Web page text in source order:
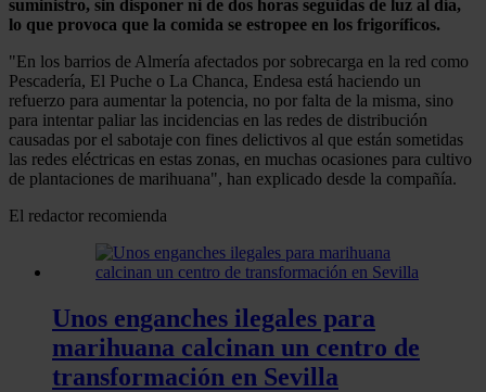
suministro, sin disponer ni de dos horas seguidas de luz al día,
lo que provoca que la comida se estropee en los frigoríficos.
"En los barrios de Almería afectados por sobrecarga en la red como
Pescadería, El Puche o La Chanca, Endesa está haciendo un
refuerzo para aumentar la potencia, no por falta de la misma, sino
para intentar paliar las incidencias en las redes de distribución
causadas por el sabotaje con fines delictivos al que están sometidas
las redes eléctricas en estas zonas, en muchas ocasiones para cultivo
de plantaciones de marihuana", han explicado desde la compañía.
El redactor recomienda
Unos enganches ilegales para
marihuana calcinan un centro de
transformación en Sevilla